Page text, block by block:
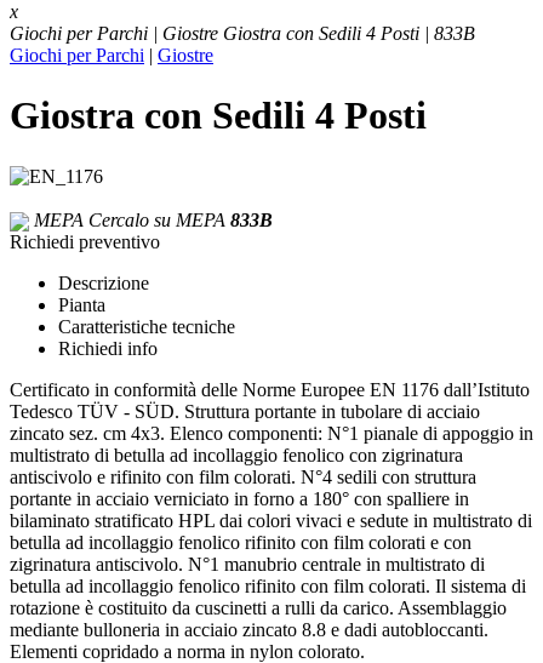
x
Giochi per Parchi | Giostre Giostra con Sedili 4 Posti | 833B
Giochi per Parchi | Giostre
Giostra con Sedili 4 Posti
MEPA Cercalo su MEPA 833B
Richiedi preventivo
Descrizione
Pianta
Caratteristiche tecniche
Richiedi info
Certificato in conformità delle Norme Europee EN 1176 dall’Istituto
Tedesco TÜV - SÜD. Struttura portante in tubolare di acciaio
zincato sez. cm 4x3. Elenco componenti: N°1 pianale di appoggio in
multistrato di betulla ad incollaggio fenolico con zigrinatura
antiscivolo e rifinito con film colorati. N°4 sedili con struttura
portante in acciaio verniciato in forno a 180° con spalliere in
bilaminato stratificato HPL dai colori vivaci e sedute in multistrato di
betulla ad incollaggio fenolico rifinito con film colorati e con
zigrinatura antiscivolo. N°1 manubrio centrale in multistrato di
betulla ad incollaggio fenolico rifinito con film colorati. Il sistema di
rotazione è costituito da cuscinetti a rulli da carico. Assemblaggio
mediante bulloneria in acciaio zincato 8.8 e dadi autobloccanti.
Elementi copridado a norma in nylon colorato.